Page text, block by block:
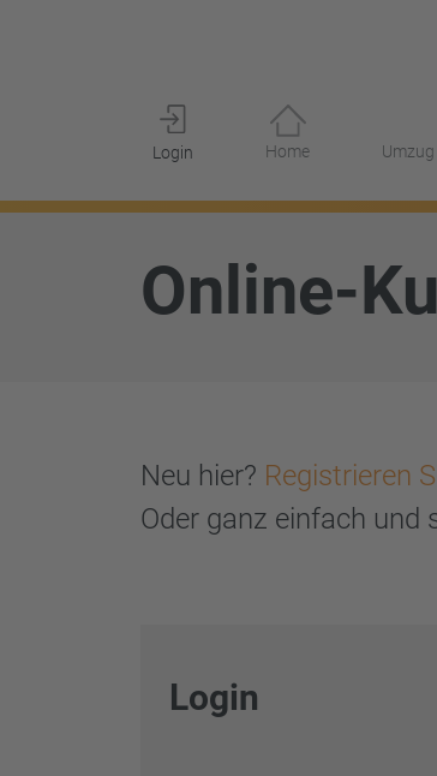
Login
Online-
Neu hier? Registrieren
Oder ganz einfach und
Login